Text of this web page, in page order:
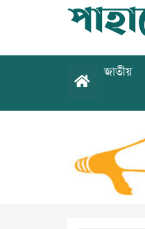
জাতীয়